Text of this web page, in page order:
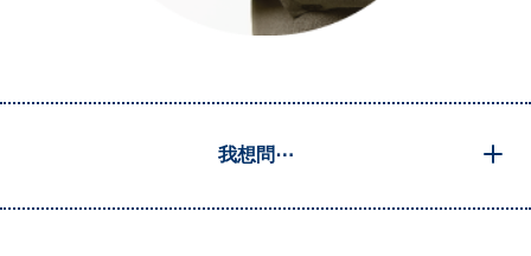
我想問⋯